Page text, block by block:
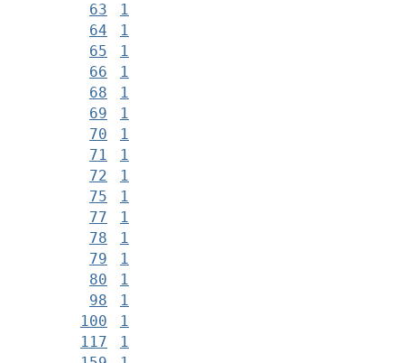
63
1
64
1
65
1
66
1
68
1
69
1
70
1
71
1
72
1
75
1
77
1
78
1
79
1
80
1
98
1
100
1
117
1